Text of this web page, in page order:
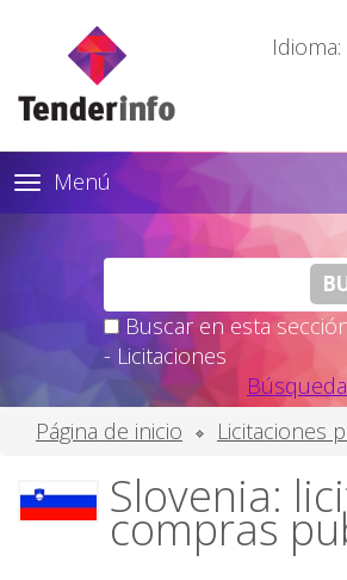
Idioma:
Toggle
navigation
Menú
Buscar en esta
- Licitaciones
Página de inicio
Licitaciones
Slovenia:
compras